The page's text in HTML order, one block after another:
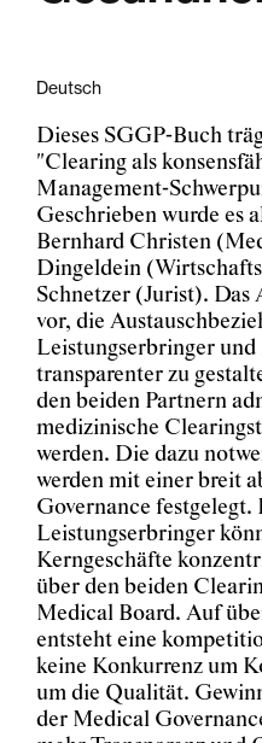
Deutsch
Dieses SGGP-Buch
"Clearing als
Management-
Geschrieben wurde es
Bernhard Christen
Dingeldein
Schnetzer (Jurist). Das
vor, die
Leistungserbringer
transparenter zu
den beiden Partnern
medizinische
werden. Die dazu
werden mit einer breit
Governance
Leistungserbringer
Kerngeschäfte
über den beiden
Medical Board. Auf
entsteht eine
keine Konkurrenz um
um die Qualität.
der Medical